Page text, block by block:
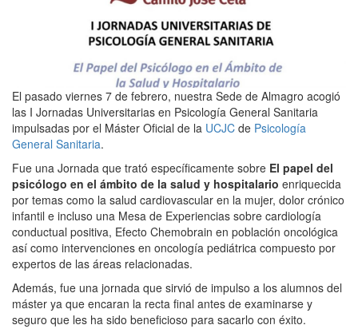
El pasado viernes 7 de febrero, nuestra Sede de Almagro acogió
las I Jornadas Universitarias en Psicología General Sanitaria
impulsadas por el Máster Oficial de la UCJC de Psicología
General Sanitaria.
Fue una Jornada que trató específicamente sobre El papel del
psicólogo en el ámbito de la salud y hospitalario enriquecida
por temas como la salud cardiovascular en la mujer, dolor crónico
infantil e incluso una Mesa de Experiencias sobre cardiología
conductual positiva, Efecto Chemobrain en población oncológica
así como intervenciones en oncología pediátrica compuesto por
expertos de las áreas relacionadas.
Además, fue una jornada que sirvió de impulso a los alumnos del
máster ya que encaran la recta final antes de examinarse y
seguro que les ha sido beneficioso para sacarlo con éxito.